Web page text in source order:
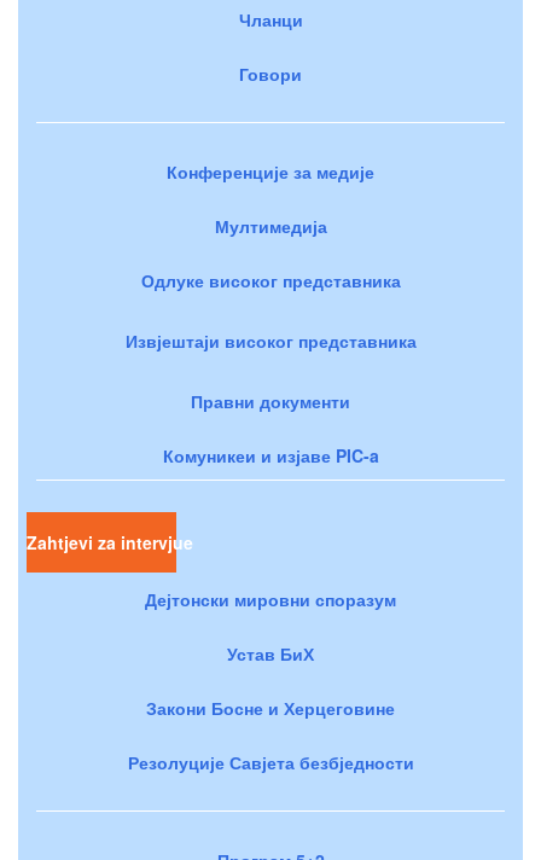
Чланци
Говори
Конференције за медије
Мултимедија
Одлуке високог представника
Извјештаји високог представника
Правни документи
Комуникеи и изјаве PIC-a
Zahtjevi za intervjue
Дејтонски мировни споразум
Устав БиХ
Закони Босне и Херцеговине
Резолуције Савјета безбједности